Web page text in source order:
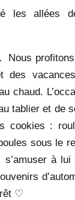
les allées
Nous
des
chaud.
tablier et de
cookies :
sous le
à lui
♡